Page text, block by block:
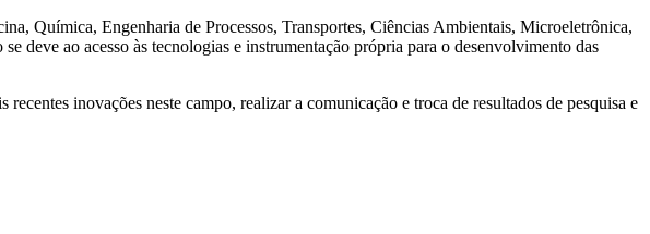
Química, Engenharia de Processos, Transportes, Ciências Ambientais, Microeletrônica,
deve ao acesso às tecnologias e instrumentação própria para o desenvolvimento das
inovações neste campo, realizar a comunicação e troca de resultados de pesquisa e